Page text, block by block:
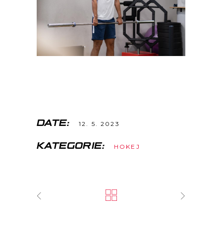
DATE: 12. 5. 2023
KATEGORIE: HOKEJ